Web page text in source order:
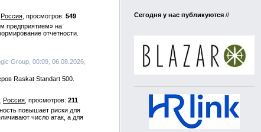
Россия
549
предприятием» на
отчетности.
Group, 00:09, 06.08.2026,
Raskat Standart 500.
Россия
211
повышает риски для
число атак, а для
Сегодня у нас публикуются //